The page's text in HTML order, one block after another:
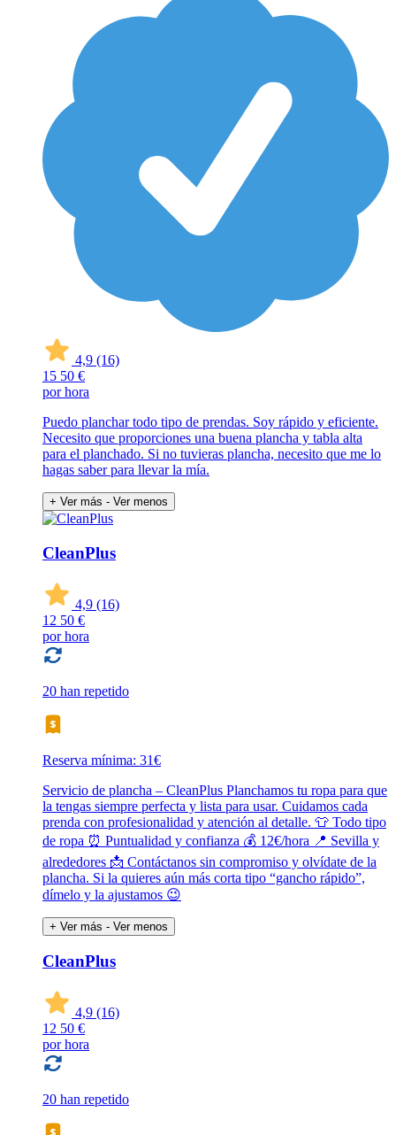
4,9 (16)
15 50 €
por hora
Puedo planchar todo tipo de prendas. Soy rápido y eficiente.
Necesito que proporciones una buena plancha y tabla alta
para el planchado. Si no tuvieras plancha, necesito que me lo
hagas saber para llevar la mía.
+ Ver más - Ver menos
CleanPlus
4,9 (16)
12 50 €
por hora
20 han repetido
Reserva mínima: 31€
Servicio de plancha – CleanPlus Planchamos tu ropa para que
la tengas siempre perfecta y lista para usar. Cuidamos cada
prenda con profesionalidad y atención al detalle. 👕 Todo tipo
de ropa ⏰ Puntualidad y confianza 💰 12€/hora 📍 Sevilla y
alrededores 📩 Contáctanos sin compromiso y olvídate de la
plancha. Si la quieres aún más corta tipo “gancho rápido”,
dímelo y la ajustamos 😉
+ Ver más - Ver menos
CleanPlus
4,9 (16)
12 50 €
por hora
20 han repetido